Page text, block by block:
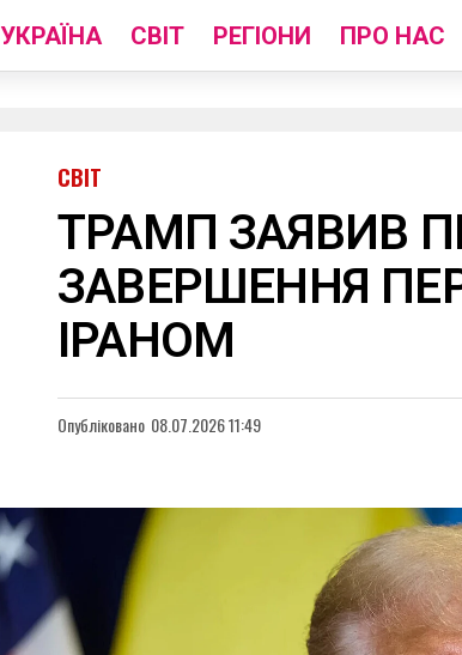
УКРАЇНА СВІТ РЕГІОНИ ПРО НАС
СВІТ
ТРАМП ЗАЯВИВ
ЗАВЕРШЕННЯ
ІРАНОМ
Опубліковано 08.07.2026 11:49